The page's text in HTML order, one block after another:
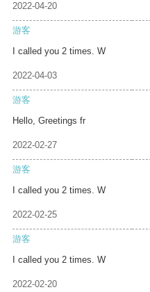
2022-04-20
游客
I called you 2 times. W
2022-04-03
游客
Hello, Greetings fr
2022-02-27
游客
I called you 2 times. W
2022-02-25
游客
I called you 2 times. W
2022-02-20